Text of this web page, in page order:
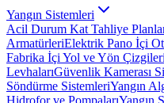
Yangın Sistemleri
Acil Durum Kat Tahliye
ArmatürleriElektrik Pano İçi
Fabrika İçi Yol ve Yön Çizgileri
LevhalarıGüvenlik Kamerası
Söndürme SistemleriYangın
Hidrofor ve PompalarıYangın